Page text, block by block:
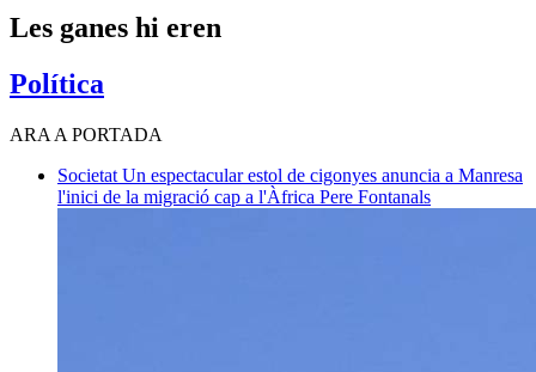
Les ganes hi eren
Política
ARA A PORTADA
Societat Un espectacular estol de cigonyes anuncia a Manresa
l'inici de la migració cap a l'Àfrica Pere Fontanals